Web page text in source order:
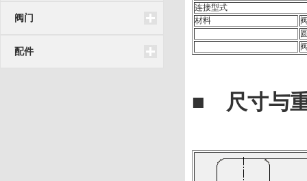
阀门
配件
连接型式
材料
■ 尺寸与